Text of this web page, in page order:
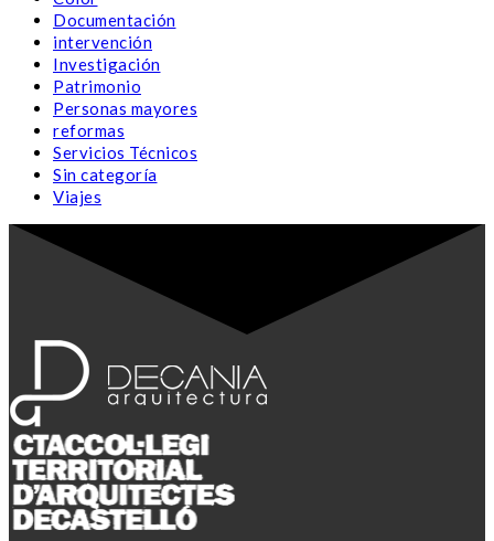
Documentación
intervención
Investigación
Patrimonio
Personas mayores
reformas
Servicios Técnicos
Sin categoría
Viajes